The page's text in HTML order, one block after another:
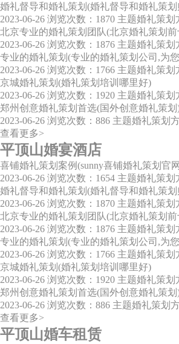
婚礼督导和婚礼策划(婚礼督导和婚礼策
2023-06-26 浏览次数：1870 主题婚礼策划
北京专业的婚礼策划团队(北京婚礼策划
2023-06-26 浏览次数：1876 主题婚礼策划
专业的婚礼策划(专业的婚礼策划公司,为
2023-06-26 浏览次数：1766 主题婚礼策划
京城婚礼策划(婚礼策划培训哪里好)
2023-06-26 浏览次数：1920 主题婚礼策划
郑州创意婚礼策划首选(国外创意婚礼策划
2023-06-26 浏览次数：886 主题婚礼策划
查看更多>
平顶山婚宴酒店
喜铺婚礼策划案例(sunny喜铺婚礼策划官
2023-06-26 浏览次数：1654 主题婚礼策划
婚礼督导和婚礼策划(婚礼督导和婚礼策
2023-06-26 浏览次数：1870 主题婚礼策划
北京专业的婚礼策划团队(北京婚礼策划
2023-06-26 浏览次数：1876 主题婚礼策划
专业的婚礼策划(专业的婚礼策划公司,为
2023-06-26 浏览次数：1766 主题婚礼策划
京城婚礼策划(婚礼策划培训哪里好)
2023-06-26 浏览次数：1920 主题婚礼策划
郑州创意婚礼策划首选(国外创意婚礼策划
2023-06-26 浏览次数：886 主题婚礼策划
查看更多>
平顶山婚车租赁